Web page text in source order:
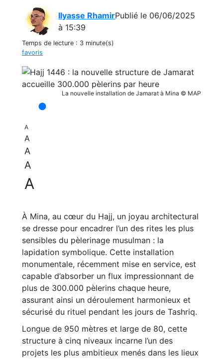
Ilyasse RhamirPublié le 06/06/2025
à 15:39
Temps de lecture : 3 minute(s)
favoris
La nouvelle installation de Jamarat à Mina © MAP
A
A
A
A
A
À Mina, au cœur du Hajj, un joyau architectural
se dresse pour encadrer l’un des rites les plus
sensibles du pèlerinage musulman : la
lapidation symbolique. Cette installation
monumentale, récemment mise en service, est
capable d’absorber un flux impressionnant de
plus de 300.000 pèlerins chaque heure,
assurant ainsi un déroulement harmonieux et
sécurisé du rituel pendant les jours de Tashriq.
Longue de 950 mètres et large de 80, cette
structure à cinq niveaux incarne l’un des
projets les plus ambitieux menés dans les lieux